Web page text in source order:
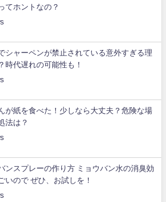
てホントなの？
シャーペンが禁止されている意外すぎる理
時代遅れの可能性も！
が紙を食べた！少しなら大丈夫？危険な場
法は？
ンスプレーの作り方 ミョウバン水の消臭効
いので ぜひ、お試しを！